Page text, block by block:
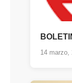
14 marzo,